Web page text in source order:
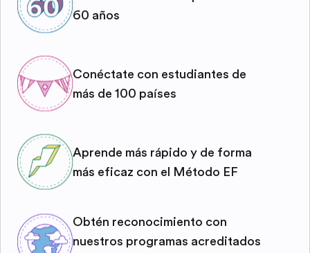
60 años
Conéctate con estudiantes de
más de 100 países
Aprende más rápido y de forma
más eficaz con el Método EF
Obtén reconocimiento con
nuestros programas acreditados